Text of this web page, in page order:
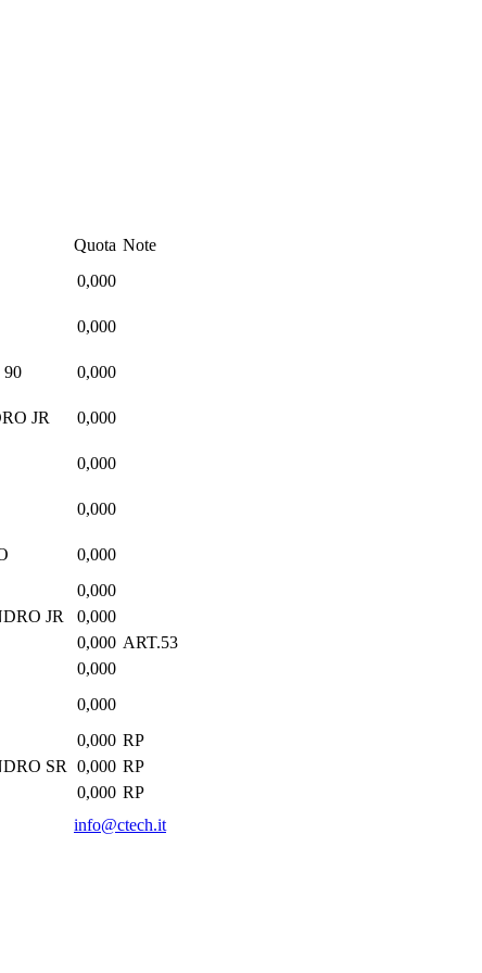
Quota Note
0,000
0,000
90 0,000
JR 0,000
0,000
0,000
0,000
0,000
JR
0,000
0,000 ART.53
0,000
0,000
0,000 RP
SR 0,000 RP
0,000 RP
info@ctech.it